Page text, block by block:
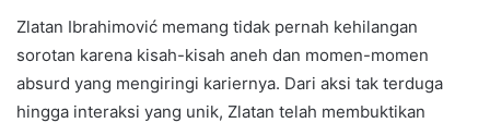
Zlatan Ibrahimović memang tidak pernah kehilangan
sorotan karena kisah-kisah aneh dan momen-momen
absurd yang mengiringi kariernya. Dari aksi tak terduga
hingga interaksi yang unik, Zlatan telah membuktikan